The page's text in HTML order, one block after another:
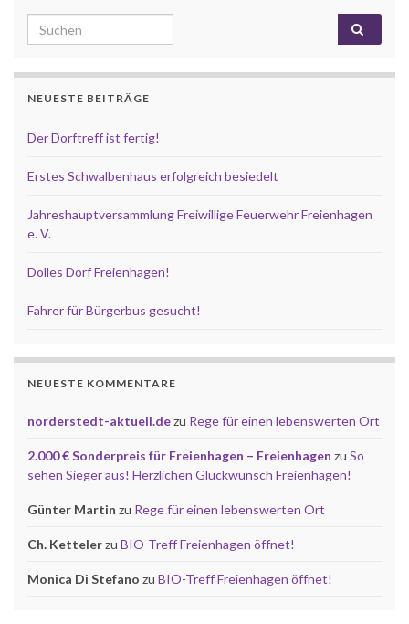
Search for:
NEUESTE BEITRÄGE
Der Dorftreff ist fertig!
Erstes Schwalbenhaus erfolgreich besiedelt
Jahreshauptversammlung Freiwillige Feuerwehr Freienhagen
e. V.
Dolles Dorf Freienhagen!
Fahrer für Bürgerbus gesucht!
NEUESTE KOMMENTARE
norderstedt-aktuell.dezu Rege für einen lebenswerten Ort
2.000 € Sonderpreis für Freienhagen – Freienhagen zu So
sehen Sieger aus! Herzlichen Glückwunsch Freienhagen!
Günter Martin zu Rege für einen lebenswerten Ort
Ch. Kettelerzu BIO-Treff Freienhagen öffnet!
Monica Di Stefano zu BIO-Treff Freienhagen öffnet!